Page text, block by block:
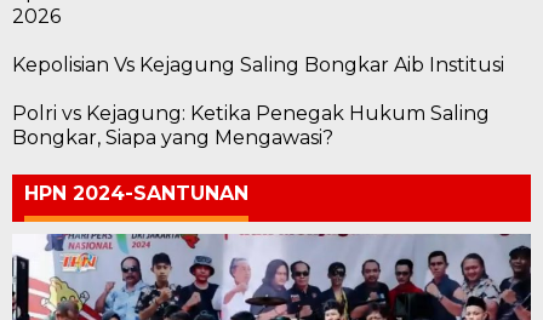
2026
Kepolisian Vs Kejagung Saling Bongkar Aib Institusi
Polri vs Kejagung: Ketika Penegak Hukum Saling
Bongkar, Siapa yang Mengawasi?
HPN 2024-SANTUNAN